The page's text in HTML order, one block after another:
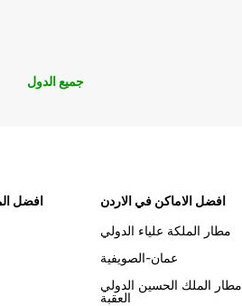
جميع الدول
افضل
افضل الاماكن في الاردن
مطار الملكة علياء الدولي
عمان-الصويفية
مطار الملك الحسين الدولي
العقبة